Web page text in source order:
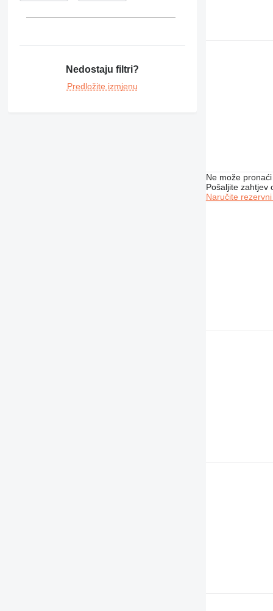
Nedostaju filtri?
Predložite izmjenu
Ne može
Pošaljite zahtjev
Naručite